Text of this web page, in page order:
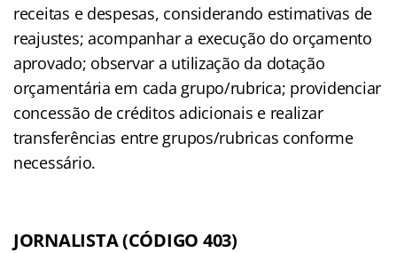
receitas e despesas, considerando estimativas de
reajustes; acompanhar a execução do orçamento
aprovado; observar a utilização da dotação
orçamentária em cada grupo/rubrica; providenciar
concessão de créditos adicionais e realizar
transferências entre grupos/rubricas conforme
necessário.
JORNALISTA (CÓDIGO 403)